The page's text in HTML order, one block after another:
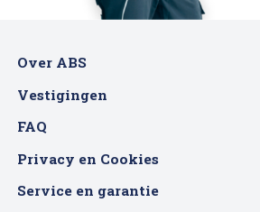
Over ABS
Vestigingen
FAQ
Privacy en Cookies
Service en garantie